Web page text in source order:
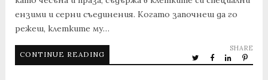
ензими и серни съединения. Когато започнеш да го
режеш, клетките му…
CONTINUE READING
SHARE